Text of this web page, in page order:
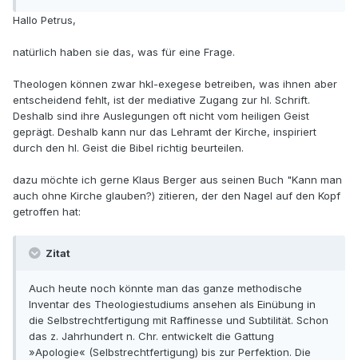
Hallo Petrus,
natürlich haben sie das, was für eine Frage.
Theologen können zwar hkl-exegese betreiben, was ihnen aber
entscheidend fehlt, ist der mediative Zugang zur hl. Schrift.
Deshalb sind ihre Auslegungen oft nicht vom heiligen Geist
geprägt. Deshalb kann nur das Lehramt der Kirche, inspiriert
durch den hl. Geist die Bibel richtig beurteilen.
dazu möchte ich gerne Klaus Berger aus seinen Buch "Kann man
auch ohne Kirche glauben?) zitieren, der den Nagel auf den Kopf
getroffen hat:
Zitat
Auch heute noch könnte man das ganze methodische
Inventar des Theologiestudiums ansehen als Einübung in
die Selbstrechtfertigung mit Raffinesse und Subtilität. Schon
das z. Jahrhundert n. Chr. entwickelt die Gattung
»Apologie« (Selbstrechtfertigung) bis zur Perfektion. Die